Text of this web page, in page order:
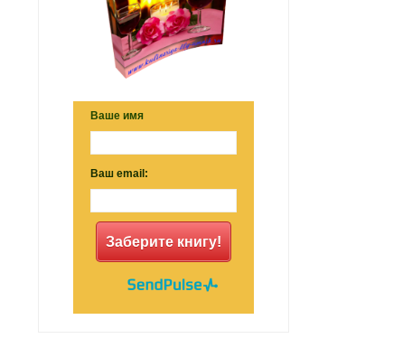
Ваше имя
Ваш email:
Заберите книгу!